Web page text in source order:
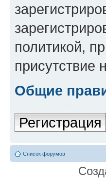
политикой,
присутствие
Общие
Регистрация
Список форумов